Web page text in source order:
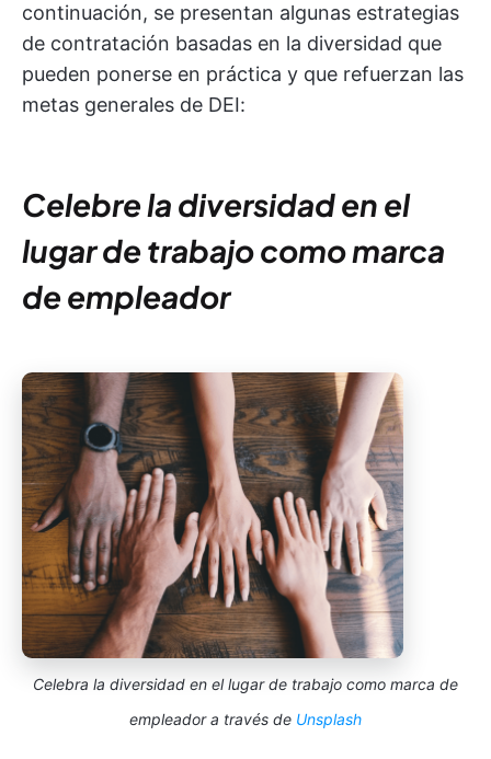
continuación, se presentan algunas estrategias
de contratación basadas en la diversidad que
pueden ponerse en práctica y que refuerzan las
metas generales de DEI:
Celebre la diversidad en el
lugar de trabajo como marca
de empleador
Celebra la diversidad en el lugar de trabajo como marca de
empleador a través de Unsplash